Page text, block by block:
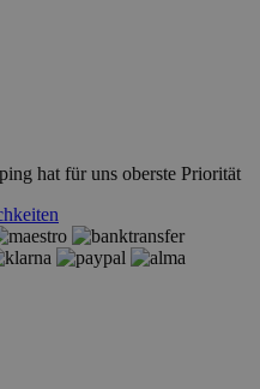
hat für uns oberste Priorität